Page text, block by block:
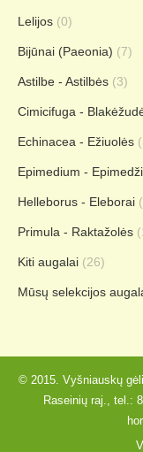
Lelijos (0)
Bijūnai (Paeonia) (7)
Astilbe - Astilbės (3)
Cimicifuga -
Echinacea - Ežiuolės
Epimedium -
Helleborus - Eleborai
Primula - Raktažolės
Kiti augalai (26)
Mūsų selekcijos
© 2015. Vyšniauskų
Raseinių raj., tel.: